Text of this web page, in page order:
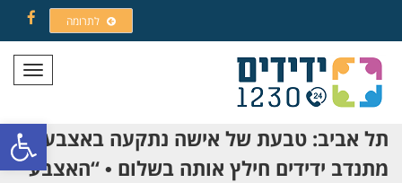
פתח
לתרומה
תפריט
תל אביב: טבעת של אישה נתקעה באצבעה –
מתנדב ידידים חילץ אותה בשלום • “האצבע